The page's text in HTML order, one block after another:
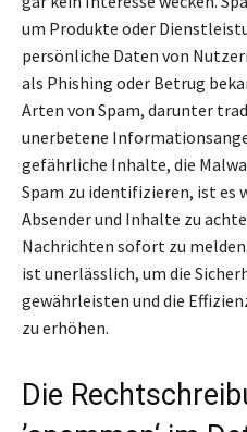
um Produkte oder
persönliche Daten von
als Phishing oder Betrug
Arten von Spam, darunter
unerbetene
gefährliche Inhalte, die
Spam zu identifizieren, ist es
Absender und Inhalte zu
Nachrichten sofort zu
ist unerlässlich, um die
gewährleisten und die
zu erhöhen.
Die